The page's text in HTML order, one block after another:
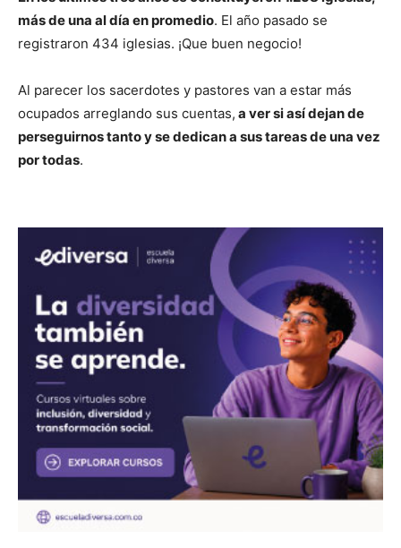
más de una al día en promedio. El año pasado se
registraron 434 iglesias. ¡Que buen negocio!
Al parecer los sacerdotes y pastores van a estar más
ocupados arreglando sus cuentas, a ver si así dejan de
perseguirnos tanto y se dedican a sus tareas de una vez
por todas.